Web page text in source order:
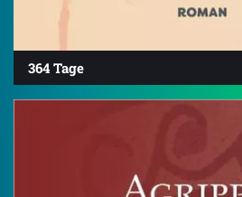
364 Tage